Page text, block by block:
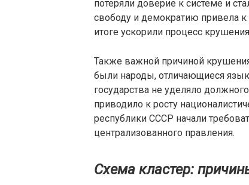
потеряли доверие к системе и
свободу и демократию привела
итоге ускорили процесс
Также важной причиной
были народы, отличающиеся
государства не уделяло
приводило к росту
республики СССР начали
централизованного правления.
Схема кластер: